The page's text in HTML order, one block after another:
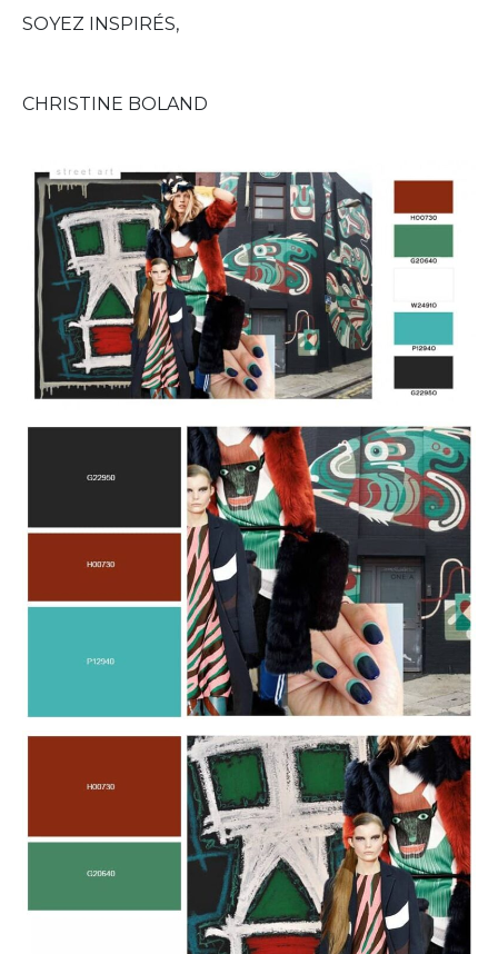
SOYEZ INSPIRÉS,
CHRISTINE BOLAND